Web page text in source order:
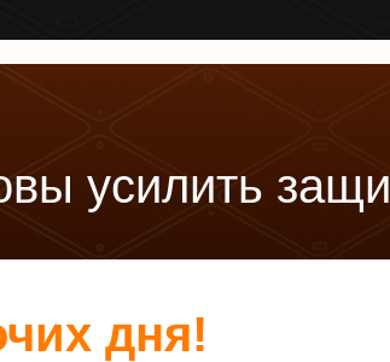
вы усилить защи
дня!